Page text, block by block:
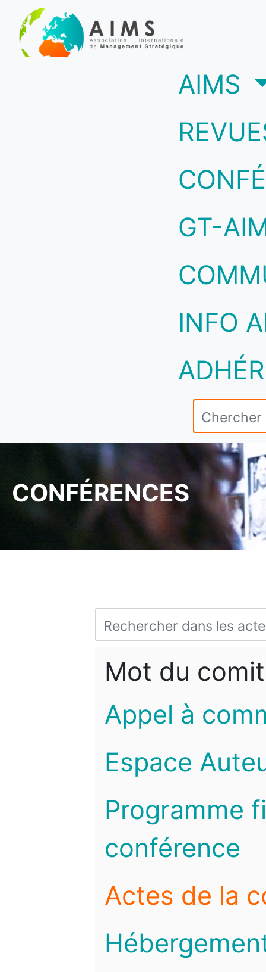
AIMS
GT-
INFO
CONFÉRENCES
Mot du
Appel à
Espace
Programme
conférence
Actes de la